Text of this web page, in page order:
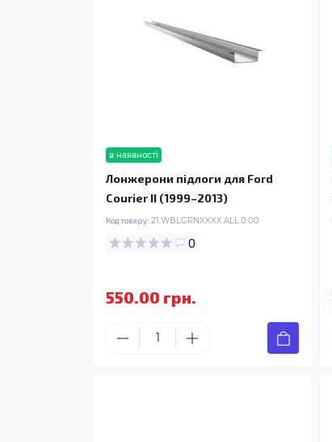
в наявності
Лонжерони підлоги для Ford
Courier II (1999–2013)
Код товару: 21.WBLGRNXXXX.ALL.0.00
0
550.00 грн.